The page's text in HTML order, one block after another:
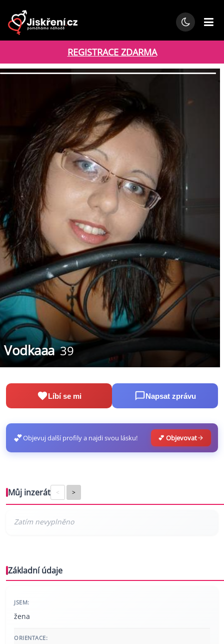
REGISTRACE ZDARMA
Vodkaaa 39
Líbí se mi Napsat zprávu
💕Objevuj další profily a najdi svou lásku! 💕 Objevovat
Můj inzerát < >
Základní údaje
JSEM:
žena
ORIENTACE: